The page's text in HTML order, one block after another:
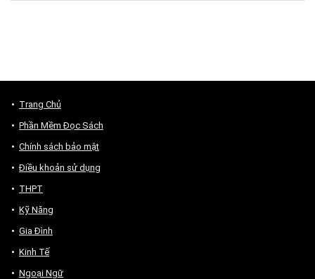
Trang Chủ
Phần Mềm Đọc Sách
Chính sách bảo mật
Điều khoản sử dụng
THPT
Kỹ Năng
Gia Đình
Kinh Tế
Ngoại Ngữ